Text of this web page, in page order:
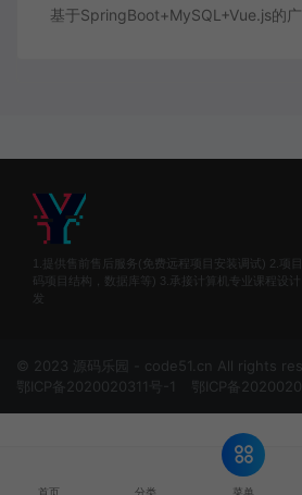
1.提供售前售后服务(免费远程项目安装调试) 2.项
码项目结构，数据库等) 3.承接计算机专业课程设
发
© 2023 源码乐园 - code51.cn All rights
鄂ICP备2020020311号-1
鄂ICP备
菜单